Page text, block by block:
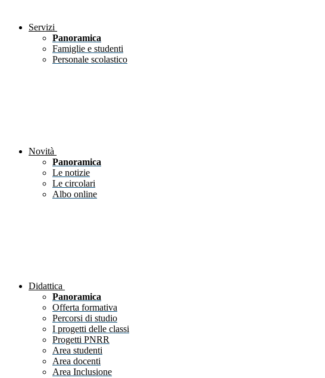
Servizi
Panoramica
Famiglie e studenti
Personale scolastico
Novità
Panoramica
Le notizie
Le circolari
Albo online
Didattica
Panoramica
Offerta formativa
Percorsi di studio
I progetti delle classi
Progetti PNRR
Area studenti
Area docenti
Area Inclusione